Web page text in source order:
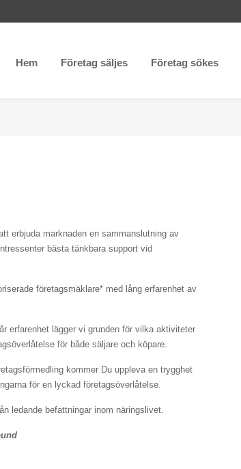
Hem Företag säljes Företag sökes
erbjuda marknaden en sammanslutning av
bästa tänkbara support vid
företagsmäklare* med lång erfarenhet av
erfarenhet lägger vi grunden för vilka aktiviteter
för både säljare och köpare.
kommer Du uppleva en trygghet
för en lyckad företagsöverlåtelse.
ledande befattningar inom näringslivet.